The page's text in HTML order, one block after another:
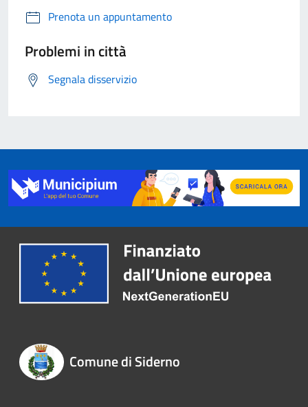
Prenota un appuntamento
Problemi in città
Segnala disservizio
Comune di Siderno